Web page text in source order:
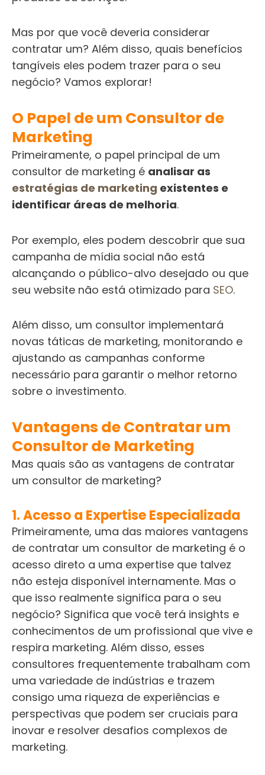
Mas por que você deveria considerar
contratar um? Além disso, quais benefícios
tangíveis eles podem trazer para o seu
negócio? Vamos explorar!
O Papel de um Consultor de
Marketing
Primeiramente, o papel principal de um
consultor de marketing é analisar as
estratégias de marketing existentes e
identificar áreas de melhoria.
Por exemplo, eles podem descobrir que sua
campanha de mídia social não está
alcançando o público-alvo desejado ou que
seu website não está otimizado para SEO.
Além disso, um consultor implementará
novas táticas de marketing, monitorando e
ajustando as campanhas conforme
necessário para garantir o melhor retorno
sobre o investimento.
Vantagens de Contratar um
Consultor de Marketing
Mas quais são as vantagens de contratar
um consultor de marketing?
1. Acesso a Expertise Especializada
Primeiramente, uma das maiores vantagens
de contratar um consultor de marketing é o
acesso direto a uma expertise que talvez
não esteja disponível internamente. Mas o
que isso realmente significa para o seu
negócio? Significa que você terá insights e
conhecimentos de um profissional que vive e
respira marketing. Além disso, esses
consultores frequentemente trabalham com
uma variedade de indústrias e trazem
consigo uma riqueza de experiências e
perspectivas que podem ser cruciais para
inovar e resolver desafios complexos de
marketing.